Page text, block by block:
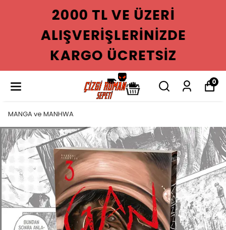
2000 TL VE ÜZERI
ALIŞVERIŞLERINIZDE
KARGO ÜCRETSIZ
0
MANGA ve MANHWA